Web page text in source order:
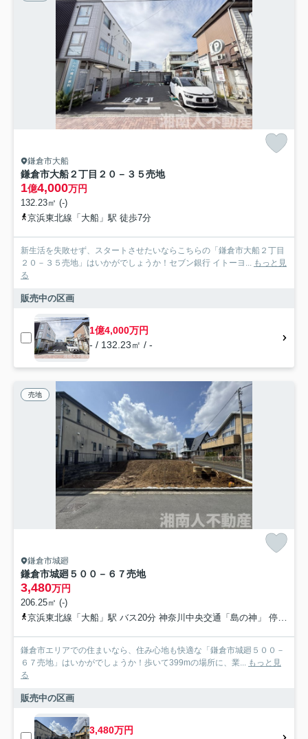
鎌倉市大船
鎌倉市大船２丁目２０－３５売地
1億4,000万円
132.23㎡ (-)
京浜東北線「大船」駅 徒歩7分
新生活を失敗せず、スタートさせたいならこちらの「鎌倉市大船２丁目
２０－３５売地」はいかがでしょうか！セブン銀行 イトーヨ... もっと見
る
販売中の区画
1億4,000万円
- / 132.23㎡ / -
売地
鎌倉市城廻
鎌倉市城廻５００－６７売地
3,480万円
206.25㎡ (-)
京浜東北線「大船」駅 バス20分 神奈川中央交通「島の神」 停歩2分
鎌倉市エリアでの住まいなら、住み心地も快適な「鎌倉市城廻５００－
６７売地」はいかがでしょうか！歩いて399mの場所に、業... もっと見
る
販売中の区画
3,480万円